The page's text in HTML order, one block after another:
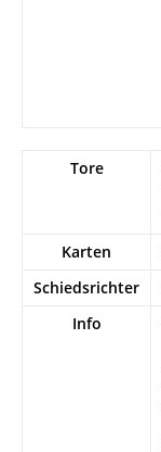
Tore
Karten
Schiedsrichter
Info